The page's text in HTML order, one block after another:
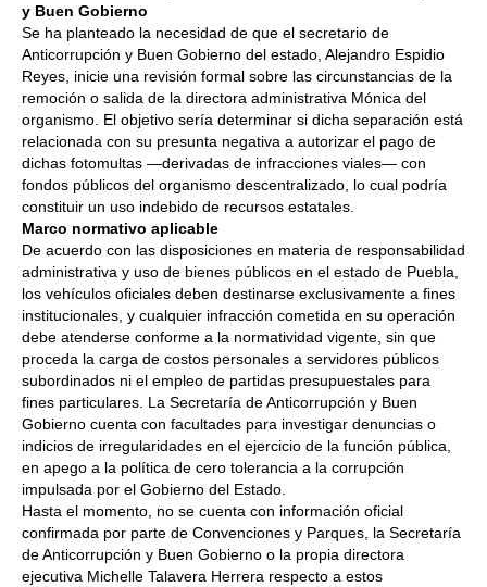
y Buen Gobierno
Se ha planteado la necesidad de que el secretario de
Anticorrupción y Buen Gobierno del estado, Alejandro Espidio
Reyes, inicie una revisión formal sobre las circunstancias de la
remoción o salida de la directora administrativa Mónica del
organismo. El objetivo sería determinar si dicha separación está
relacionada con su presunta negativa a autorizar el pago de
dichas fotomultas —derivadas de infracciones viales— con
fondos públicos del organismo descentralizado, lo cual podría
constituir un uso indebido de recursos estatales.
Marco normativo aplicable
De acuerdo con las disposiciones en materia de responsabilidad
administrativa y uso de bienes públicos en el estado de Puebla,
los vehículos oficiales deben destinarse exclusivamente a fines
institucionales, y cualquier infracción cometida en su operación
debe atenderse conforme a la normatividad vigente, sin que
proceda la carga de costos personales a servidores públicos
subordinados ni el empleo de partidas presupuestales para
fines particulares. La Secretaría de Anticorrupción y Buen
Gobierno cuenta con facultades para investigar denuncias o
indicios de irregularidades en el ejercicio de la función pública,
en apego a la política de cero tolerancia a la corrupción
impulsada por el Gobierno del Estado.
Hasta el momento, no se cuenta con información oficial
confirmada por parte de Convenciones y Parques, la Secretaría
de Anticorrupción y Buen Gobierno o la propia directora
ejecutiva Michelle Talavera Herrera respecto a estos